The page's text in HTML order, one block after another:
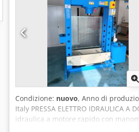
Condizione: nuovo, Anno di
Italy PRESSA ELETTRO IDRAULICA A
idraulica a motore rapido con
palette per l’avvicinamento e il